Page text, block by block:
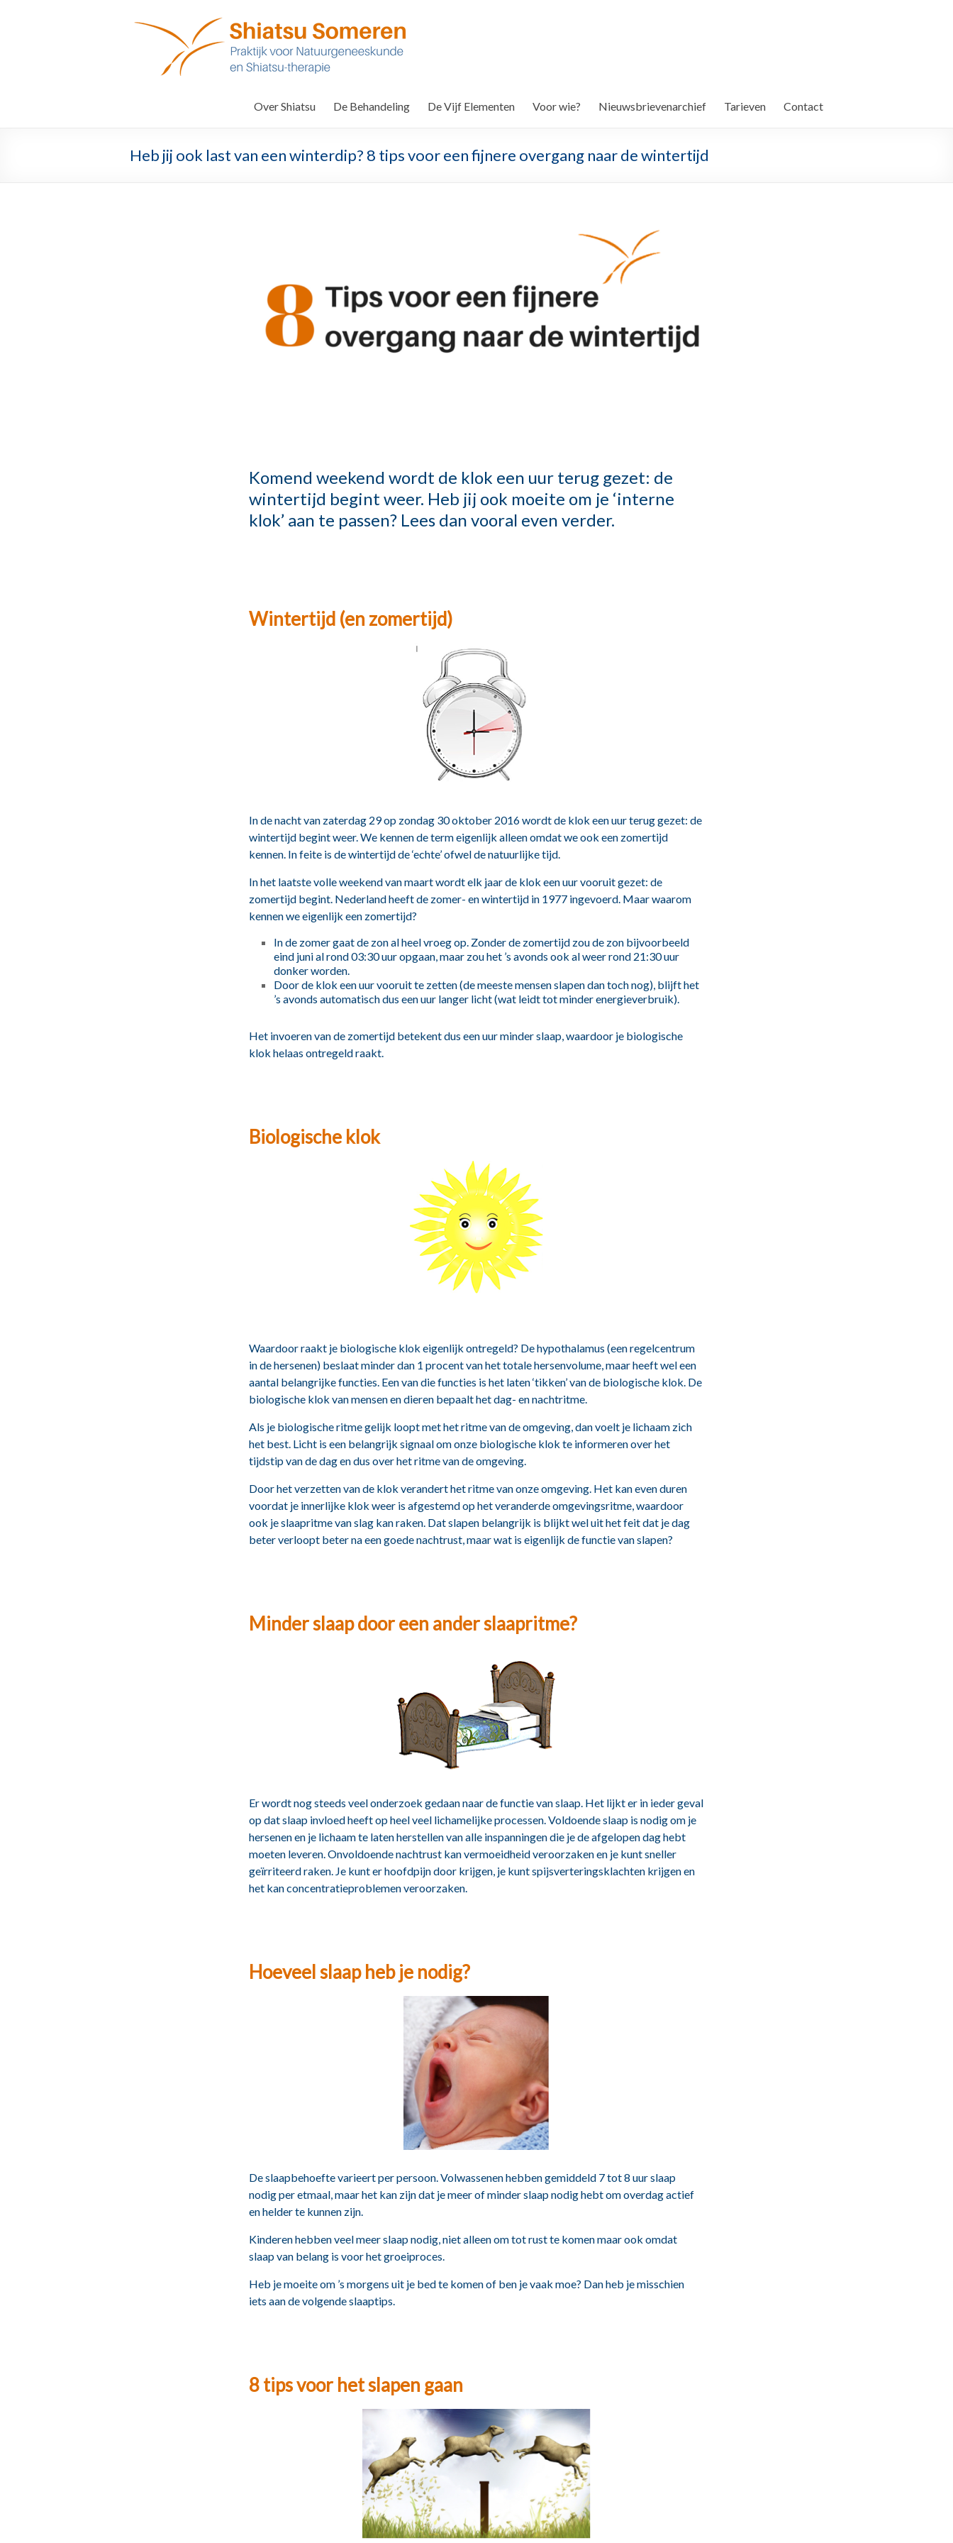
De
Kraanvogel
Over Shiatsu De Behandeling De Vijf Elementen Voor wie? Nieuwsbrievenarchief Tarieven Contact
Heb jij ook last van een winterdip? 8 tips voor een fijnere overgang naar de wintertijd
Komend weekend wordt de klok een uur terug gezet: de
wintertijd begint weer. Heb jij ook moeite om je ‘interne
klok’ aan te passen? Lees dan vooral even verder.
Wintertijd (en zomertijd)
In de nacht van zaterdag 29 op zondag 30 oktober 2016 wordt de klok een uur terug gezet: de
wintertijd begint weer. We kennen de term eigenlijk alleen omdat we ook een zomertijd
kennen. In feite is de wintertijd de ‘echte’ ofwel de natuurlijke tijd.
In het laatste volle weekend van maart wordt elk jaar de klok een uur vooruit gezet: de
zomertijd begint. Nederland heeft de zomer- en wintertijd in 1977 ingevoerd. Maar waarom
kennen we eigenlijk een zomertijd?
In de zomer gaat de zon al heel vroeg op. Zonder de zomertijd zou de zon bijvoorbeeld
eind juni al rond 03:30 uur opgaan, maar zou het ’s avonds ook al weer rond 21:30 uur
donker worden.
Door de klok een uur vooruit te zetten (de meeste mensen slapen dan toch nog), blijft het
’s avonds automatisch dus een uur langer licht (wat leidt tot minder energieverbruik).
Het invoeren van de zomertijd betekent dus een uur minder slaap, waardoor je biologische
klok helaas ontregeld raakt.
Biologische klok
Waardoor raakt je biologische klok eigenlijk ontregeld? De hypothalamus (een regelcentrum
in de hersenen) beslaat minder dan 1 procent van het totale hersenvolume, maar heeft wel een
aantal belangrijke functies. Een van die functies is het laten ‘tikken’ van de biologische klok. De
biologische klok van mensen en dieren bepaalt het dag- en nachtritme.
Als je biologische ritme gelijk loopt met het ritme van de omgeving, dan voelt je lichaam zich
het best. Licht is een belangrijk signaal om onze biologische klok te informeren over het
tijdstip van de dag en dus over het ritme van de omgeving.
Door het verzetten van de klok verandert het ritme van onze omgeving. Het kan even duren
voordat je innerlijke klok weer is afgestemd op het veranderde omgevingsritme, waardoor
ook je slaapritme van slag kan raken. Dat slapen belangrijk is blijkt wel uit het feit dat je dag
beter verloopt beter na een goede nachtrust, maar wat is eigenlijk de functie van slapen?
Minder slaap door een ander slaapritme?
Er wordt nog steeds veel onderzoek gedaan naar de functie van slaap. Het lijkt er in ieder geval
op dat slaap invloed heeft op heel veel lichamelijke processen. Voldoende slaap is nodig om je
hersenen en je lichaam te laten herstellen van alle inspanningen die je de afgelopen dag hebt
moeten leveren. Onvoldoende nachtrust kan vermoeidheid veroorzaken en je kunt sneller
geïrriteerd raken. Je kunt er hoofdpijn door krijgen, je kunt spijsverteringsklachten krijgen en
het kan concentratieproblemen veroorzaken.
Hoeveel slaap heb je nodig?
De slaapbehoefte varieert per persoon. Volwassenen hebben gemiddeld 7 tot 8 uur slaap
nodig per etmaal, maar het kan zijn dat je meer of minder slaap nodig hebt om overdag actief
en helder te kunnen zijn.
Kinderen hebben veel meer slaap nodig, niet alleen om tot rust te komen maar ook omdat
slaap van belang is voor het groeiproces.
Heb je moeite om ’s morgens uit je bed te komen of ben je vaak moe? Dan heb je misschien
iets aan de volgende slaaptips.
8 tips voor het slapen gaan